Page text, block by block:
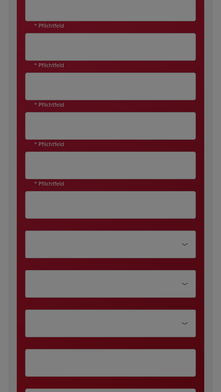
* Pflichtfeld
* Pflichtfeld
* Pflichtfeld
* Pflichtfeld
* Pflichtfeld